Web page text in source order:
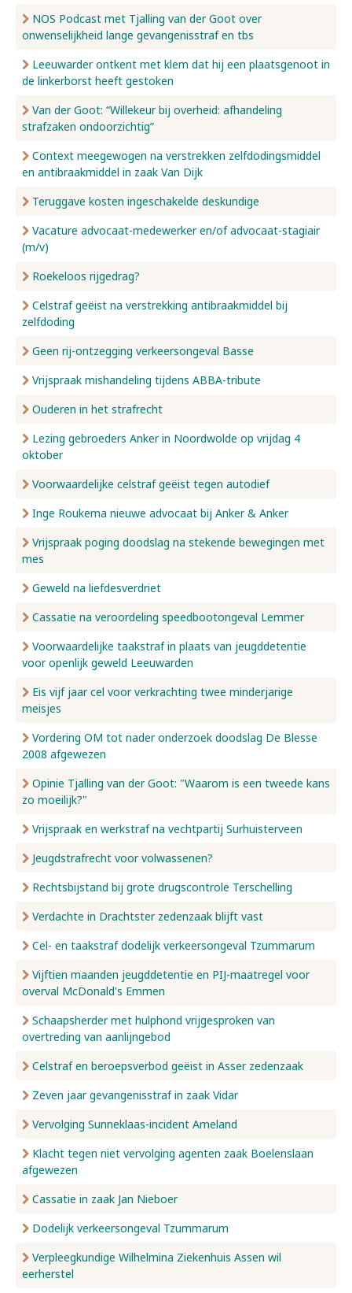
NOS Podcast met Tjalling van der Goot over
onwenselijkheid lange gevangenisstraf en tbs
Leeuwarder ontkent met klem dat hij een plaatsgenoot in
de linkerborst heeft gestoken
Van der Goot: “Willekeur bij overheid: afhandeling
strafzaken ondoorzichtig”
Context meegewogen na verstrekken zelfdodingsmiddel
en antibraakmiddel in zaak Van Dijk
Teruggave kosten ingeschakelde deskundige
Vacature advocaat-medewerker en/of advocaat-stagiair
(m/v)
Roekeloos rijgedrag?
Celstraf geëist na verstrekking antibraakmiddel bij
zelfdoding
Geen rij-ontzegging verkeersongeval Basse
Vrijspraak mishandeling tijdens ABBA-tribute
Ouderen in het strafrecht
Lezing gebroeders Anker in Noordwolde op vrijdag 4
oktober
Voorwaardelijke celstraf geëist tegen autodief
Inge Roukema nieuwe advocaat bij Anker & Anker
Vrijspraak poging doodslag na stekende bewegingen met
mes
Geweld na liefdesverdriet
Cassatie na veroordeling speedbootongeval Lemmer
Voorwaardelijke taakstraf in plaats van jeugddetentie
voor openlijk geweld Leeuwarden
Eis vijf jaar cel voor verkrachting twee minderjarige
meisjes
Vordering OM tot nader onderzoek doodslag De Blesse
2008 afgewezen
Opinie Tjalling van der Goot: "Waarom is een tweede kans
zo moeilijk?"
Vrijspraak en werkstraf na vechtpartij Surhuisterveen
Jeugdstrafrecht voor volwassenen?
Rechtsbijstand bij grote drugscontrole Terschelling
Verdachte in Drachtster zedenzaak blijft vast
Cel- en taakstraf dodelijk verkeersongeval Tzummarum
Vijftien maanden jeugddetentie en PIJ-maatregel voor
overval McDonald's Emmen
Schaapsherder met hulphond vrijgesproken van
overtreding van aanlijngebod
Celstraf en beroepsverbod geëist in Asser zedenzaak
Zeven jaar gevangenisstraf in zaak Vidar
Vervolging Sunneklaas-incident Ameland
Klacht tegen niet vervolging agenten zaak Boelenslaan
afgewezen
Cassatie in zaak Jan Nieboer
Dodelijk verkeersongeval Tzummarum
Verpleegkundige Wilhelmina Ziekenhuis Assen wil
eerherstel